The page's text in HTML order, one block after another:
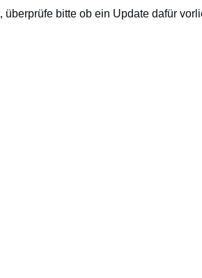
bitte ob ein Update dafür